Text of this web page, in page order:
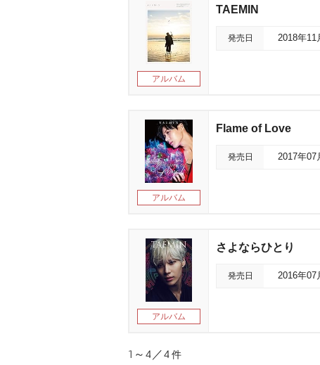
アルバム
TAEMIN
発売日 2018年11
アルバム
Flame of Love
発売日 2017年07
アルバム
さよならひとり
発売日 2016年07
1～4／4件